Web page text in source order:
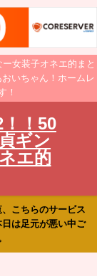
女装子オネエ的まと
いちゃん！ホームレ
！
！50
ギン
エ的
こちらのサービス
は足元が悪い中ご